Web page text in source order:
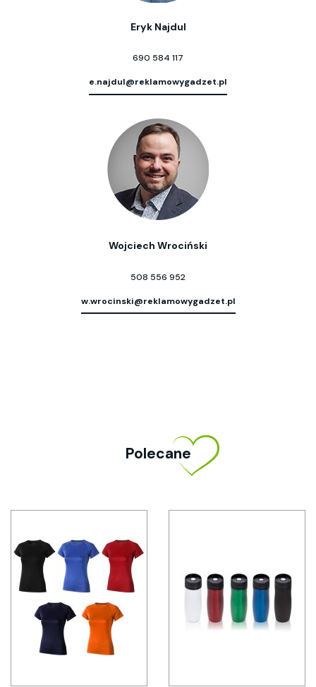
Eryk Najdul
690 584 117
e.najdul@reklamowygadzet.pl
Wojciech Wrociński
508 556 952
w.wrocinski@reklamowygadzet.pl
Polecane